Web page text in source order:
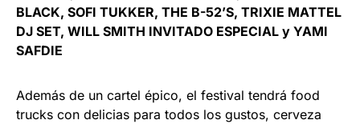
BLACK, SOFI TUKKER, THE B-52’S, TRIXIE MATTEL
DJ SET, WILL SMITH INVITADO ESPECIAL y YAMI
SAFDIE
Además de un cartel épico, el festival tendrá food
trucks con delicias para todos los gustos, cerveza